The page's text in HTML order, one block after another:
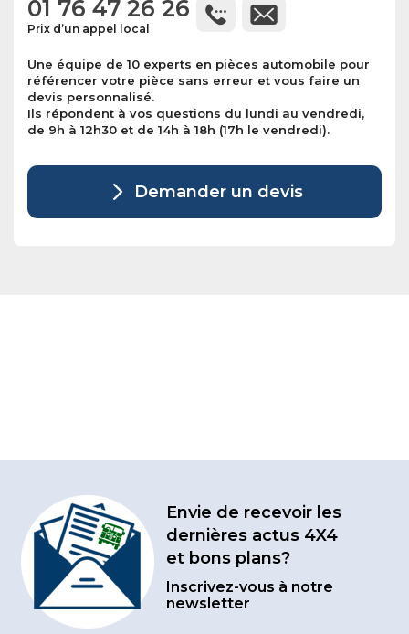
01 76 47 26 26
Prix d’un appel local
Une équipe de 10 experts en pièces automobile pour
référencer votre pièce sans erreur et vous faire un
devis personnalisé.
Ils répondent à vos questions du lundi au vendredi,
de 9h à 12h30 et de 14h à 18h (17h le vendredi).
Demander un devis
Envie de recevoir les
dernières actus 4X4
et bons plans?
Inscrivez-vous à notre
newsletter